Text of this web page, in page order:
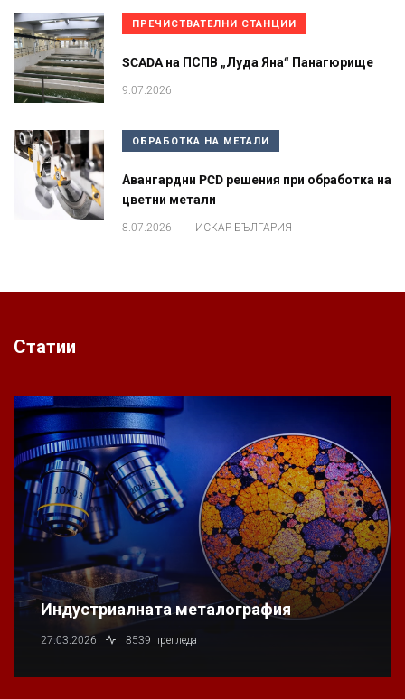
ПРЕЧИСТВАТЕЛНИ СТАНЦИИ
SCADA на ПСПВ „Луда Яна“ Панагюрище
9.07.2026
ОБРАБОТКА НА МЕТАЛИ
Авангардни PCD решения при обработка на
цветни метали
8.07.2026 . ИСКАР БЪЛГАРИЯ
Статии
Индустриалната металография
27.03.2026 8539 прегледа